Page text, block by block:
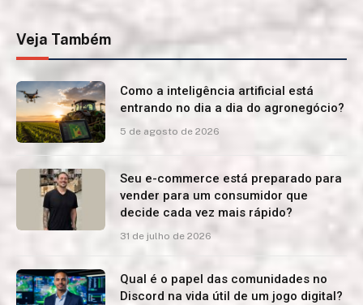
Veja Também
Como a inteligência artificial está
entrando no dia a dia do agronegócio?
5 de agosto de 2026
Seu e-commerce está preparado para
vender para um consumidor que
decide cada vez mais rápido?
31 de julho de 2026
Qual é o papel das comunidades no
Discord na vida útil de um jogo digital?